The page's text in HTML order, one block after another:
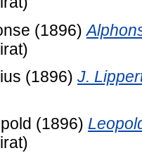
(1896)
(1896) J.
(1896)